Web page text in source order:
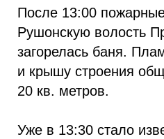
После 13:00
Рушонскую волость
загорелась баня.
и крышу строения
20 кв. метров.
Уже в 13:30 стало